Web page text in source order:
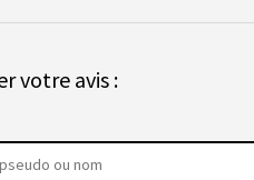
votre avis :